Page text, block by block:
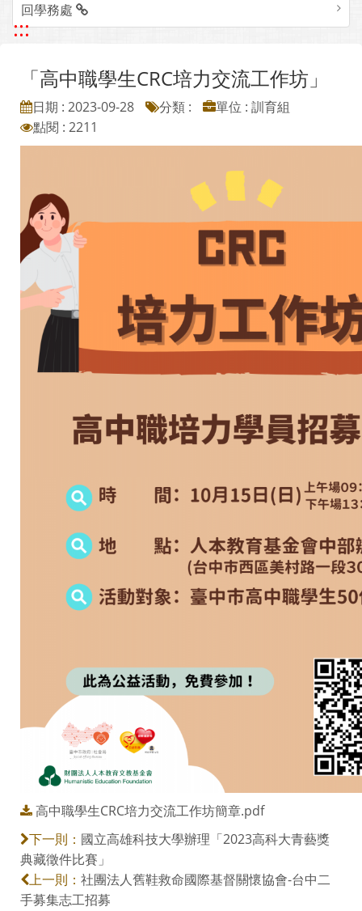
回學務處
:::
「高中職學生CRC培力交流工作坊」
日期 : 2023-09-28 分類 :
單位 : 訓育組
點閱 : 2211
高中職學生CRC培力交流工作坊簡章.pdf
下一則： 國立高雄科技大學辦理「2023高科大青藝獎
典藏徵件比賽」
上一則： 社團法人舊鞋救命國際基督關懷協會-台中二
手募集志工招募